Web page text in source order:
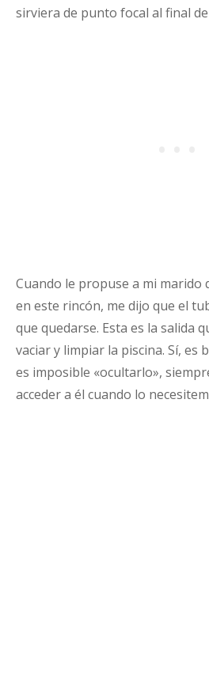
sirviera de punto focal al final
Cuando le propuse a mi marido
en este rincón, me dijo que el
que quedarse. Esta es la salida
vaciar y limpiar la piscina. Sí, es
es imposible «ocultarlo»,
acceder a él cuando lo